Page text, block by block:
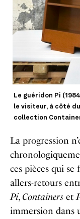
Le guéridon Pi
le visiteur, à côté
collection
La progression
ces pièces qui se
allers-retours
Pi, Containers et
immersion dans